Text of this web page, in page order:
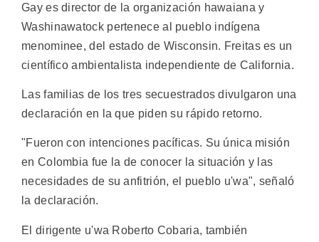
Gay es director de la organización hawaiana y
Washinawatock pertenece al pueblo indígena
menominee, del estado de Wisconsin. Freitas es un
científico ambientalista independiente de California.
Las familias de los tres secuestrados divulgaron una
declaración en la que piden su rápido retorno.
"Fueron con intenciones pacíficas. Su única misión
en Colombia fue la de conocer la situación y las
necesidades de su anfitrión, el pueblo u'wa", señaló
la declaración.
El dirigente u'wa Roberto Cobaria, también